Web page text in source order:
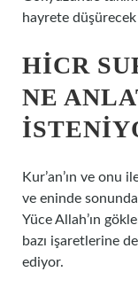
hayrete düşürecek
HICR
NE
Kur’an’ın ve onu
ve eninde
Yüce Allah’ın
bazı işaretlerine
ediyor.